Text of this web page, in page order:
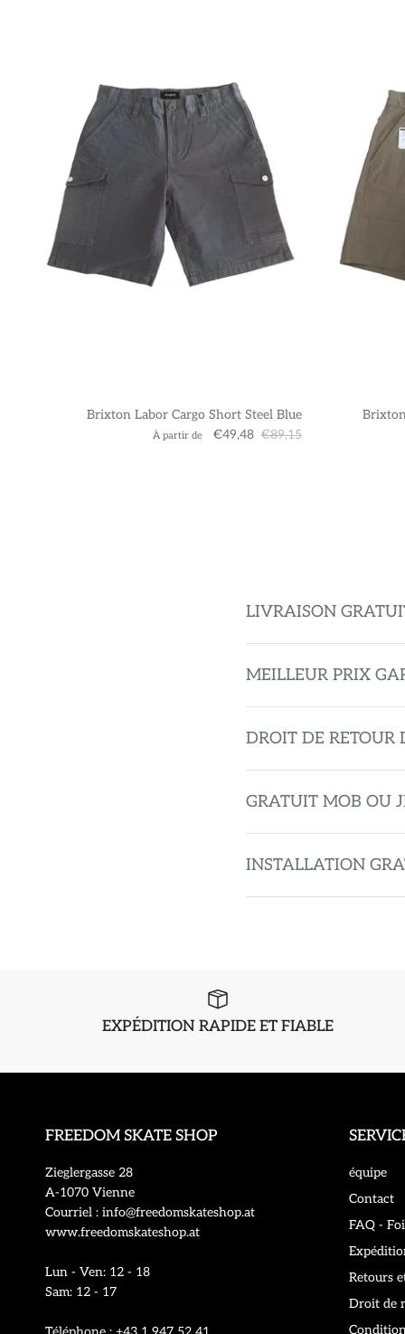
Brixton Labor Cargo Short Steel Blue
À partir de €49,48 €89,15
LIVRAISON
MEILLEUR PRIX
DROIT DE RETOUR
GRATUIT MOB OU
INSTALLATION
EXPÉDITION RAPIDE ET FIABLE
FREEDOM SKATE SHOP
Zieglergasse 28
A-1070 Vienne
Courriel : info@freedomskateshop.at
www.freedomskateshop.at
Lun - Ven: 12 - 18
Sam: 12 - 17
équipe
Contact
FAQ -
Retours
Droit de